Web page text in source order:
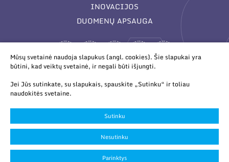
INOVACIJOS
DUOMENŲ APSAUGA
© 2026 Valstybinis mokslinių tyrimų institutas Fizinių ir
technologijos mokslų centras. Duomenys kaupiami ir saugomi
Juridinių asmenų registre.
Slapukų parinktys
Duomenų apsauga
Mūsų svetainė naudoja slapukus (angl. cookies). Šie slapukai yra
būtini, kad veiktų svetainė, ir negali būti išjungti.
Jei Jūs sutinkate, su slapukais, spauskite „Sutinku“ ir toliau
naudokitės svetaine.
Sutinku
Nesutinku
Parinktys